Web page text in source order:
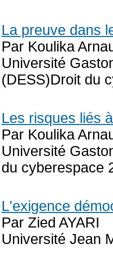
La preuve dans
Par Koulika
Université
(DESS)Droit du
Les risques liés
Par Koulika
Université
du cyberespace
L'exigence
Par Zied AYARI
Université Jean